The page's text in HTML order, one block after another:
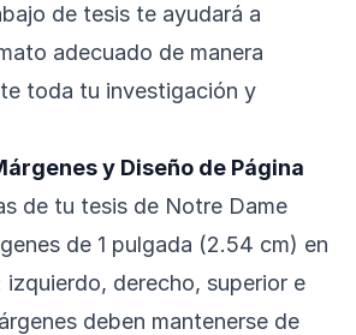
de tesis te ayudará a
adecuado de manera
toda tu investigación y
y Diseño de Página
de tu tesis de Notre Dame
de 1 pulgada (2.54 cm) en
derecho, superior e
deben mantenerse de